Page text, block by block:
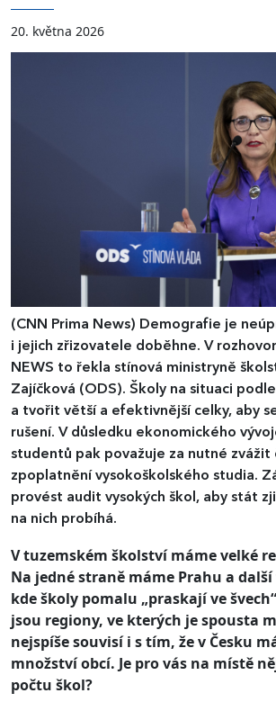
20. května 2026
(CNN Prima News) Demografie je
i jejich zřizovatele doběhne. V
NEWS to řekla stínová ministryně
Zajíčková (ODS). Školy na situaci
a tvořit větší a efektivnější celky, aby
rušení. V důsledku ekonomického
studentů pak považuje za nutné zvážit
zpoplatnění vysokoškolského studia.
provést audit vysokých škol, aby stát
na nich probíhá.
V tuzemském školství máme velké
Na jedné straně máme Prahu a
kde školy pomalu „praskají ve
jsou regiony, ve kterých je spousta
nejspíše souvisí i s tím, že v Česku
množství obcí. Je pro vás na místě
počtu škol?